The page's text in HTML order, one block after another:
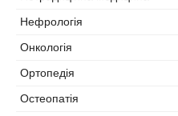
Нефрологія
Онкологія
Ортопедія
Остеопатія